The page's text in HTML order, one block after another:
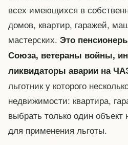
всех имеющихся в
домов, квартир, гаражей,
мастерских. Это
Союза, ветераны войны,
ликвидаторы аварии на
льготник у которого
недвижимости: квартира,
выбрать только один объект
для применения льготы.